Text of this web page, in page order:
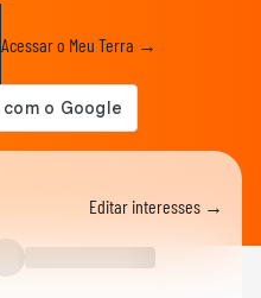
Acessar o Meu Terra →
Editar interesses →